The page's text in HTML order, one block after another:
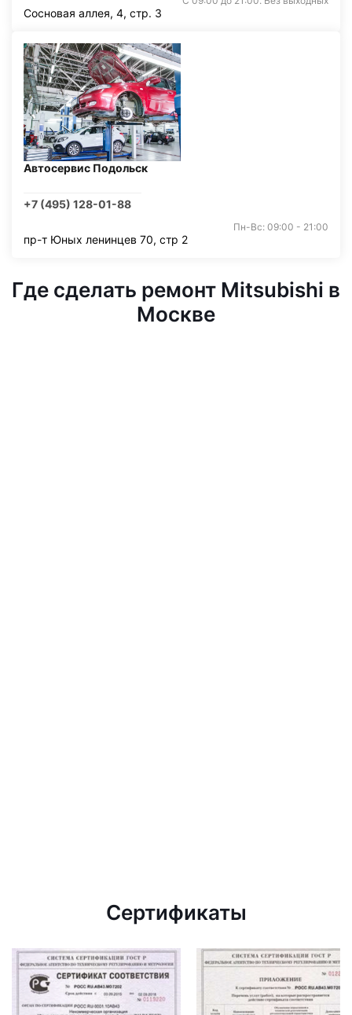
Сосновая аллея, 4, стр. 3
Автосервис Подольск
+7 (495) 128-01-88
Пн-Вс: 09:00 - 21:00
пр-т Юных ленинцев 70, стр 2
Где сделать ремонт Mitsubishi в
Москве
Сертификаты